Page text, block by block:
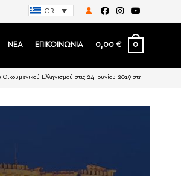
GR
ΝΕΑ ΕΠΙΚΟΙΝΩΝΙΑ 0,00€ 0
Ελληνισμού στις 24 Ιουνίου 2019 στην Κύπρο